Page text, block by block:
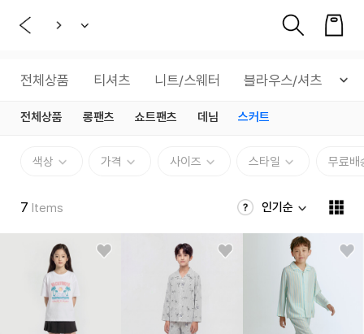
전체상품 티셔츠 니트/스웨터 블라우스/셔츠 아
전체상품 롱팬츠 쇼트팬츠 데님 스커트
색상 가격 사이즈 스타일 무료배
7 Items 인기순